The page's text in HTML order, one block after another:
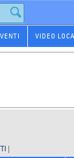
VIDEO
|